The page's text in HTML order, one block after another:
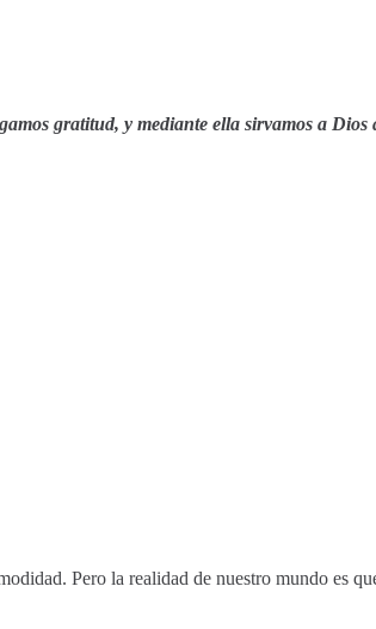
gratitud, y mediante ella sirvamos a
Pero la realidad de nuestro mundo es